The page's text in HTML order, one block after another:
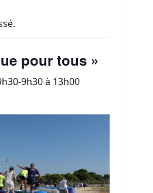
pour tous »
9h30à 13h00